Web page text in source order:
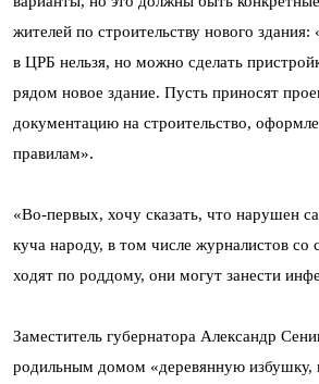
жителей по строительству нового
в ЦРБ нельзя, но можно сделать
рядом новое здание. Пусть приносят
документацию на строительство,
правилам».
«Во-первых, хочу сказать, что нарушен
куча народу, в том числе журналистов со
ходят по роддому, они могут занести
Заместитель губернатора Александр
родильным домом «деревянную избушку,